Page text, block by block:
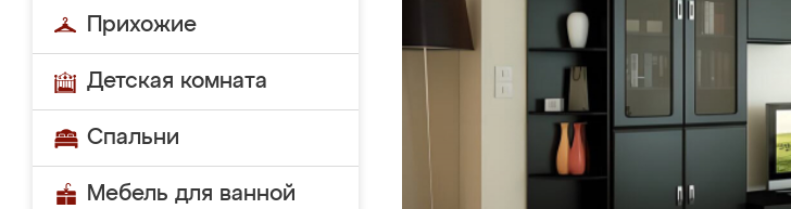
Прихожие
Детская комната
Спальни
Мебель для ванной